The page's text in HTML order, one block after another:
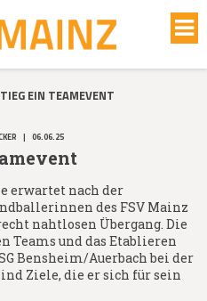
EIN TEAMEVENT
| 06.06.25
erwartet nach der
des FSV Mainz
nahtlosen Übergang. Die
Teams und das Etablieren
Bensheim/Auerbach bei der
Ziele, die er sich für sein